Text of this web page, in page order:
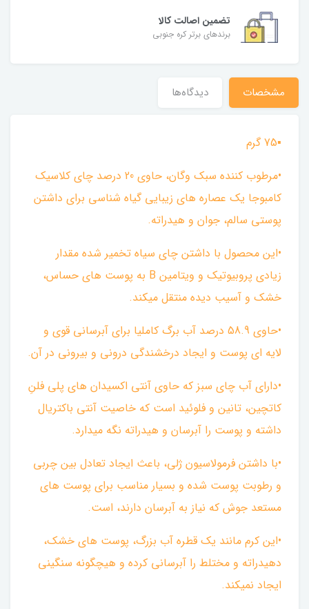
تضمین اصالت کالا
برندهای برتر کره جنوبی
مشخصات دیدگاه‌ها
▪︎75 گرم
•مرطوب کننده سبک وگان، حاوی 20 درصد چای کلاسیک
کامبوجا یک عصاره های زیبایی گیاه شناسی برای داشتن
پوستی سالم، جوان و هیدراته.
•این محصول با داشتن چای سیاه تخمیر شده مقدار
زیادی پروبیوتیک و ویتامین B به پوست های حساس،
خشک و آسیب دیده منتقل میکند.
•حاوی 58.9 درصد آب برگ کاملیا برای آبرسانی قوی و
لایه ای پوست و ایجاد درخشندگی درونی و بیرونی در آن.
•دارای آب چای سبز که حاوی آنتی اکسیدان های پلی فلنِ
کاتچین، تانین و فلوئید است که خاصیت آنتی باکتریال
داشته و پوست را آبرسان و هیدراته نگه میدارد.
•با داشتن فرمولاسیون ژلی، باعث ایجاد تعادل بین چربی
و رطوبت پوست شده و بسیار مناسب برای پوست های
مستعد جوش که نیاز به آبرسان دارند، است.
•این کرم مانند یک قطره آب بزرگ، پوست های خشک،
دهیدراته و مختلط را آبرسانی کرده و هیچگونه سنگینی
ایجاد نمیکند.